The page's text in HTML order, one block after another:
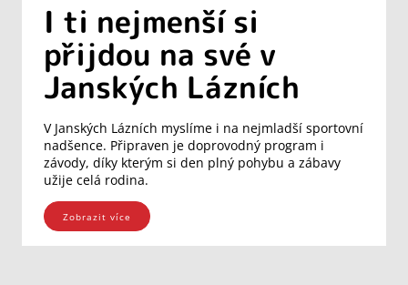
I ti nejmenší si
přijdou na své v
Janských Lázních
V Janských Lázních myslíme i na nejmladší sportovní
nadšence. Připraven je doprovodný program i
závody, díky kterým si den plný pohybu a zábavy
užije celá rodina.
Zobrazit více